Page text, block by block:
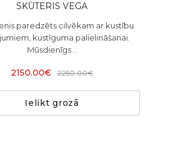
SKŪTERIS VEGA
paredzēts cilvēkam ar kustību
kustīguma palielināšanai.
Mūsdienīgs ..
2150.00€ 2250.00€
Ielikt grozā